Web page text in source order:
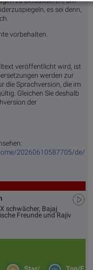
es sei denn,
vorbehalten.
veröffentlicht wird, ist
werden zur
die Sprachversion, die im
Gleichen Sie deshalb
der
20260610587705/de/
schwächer, Bajaj
Freunde und Rajiv